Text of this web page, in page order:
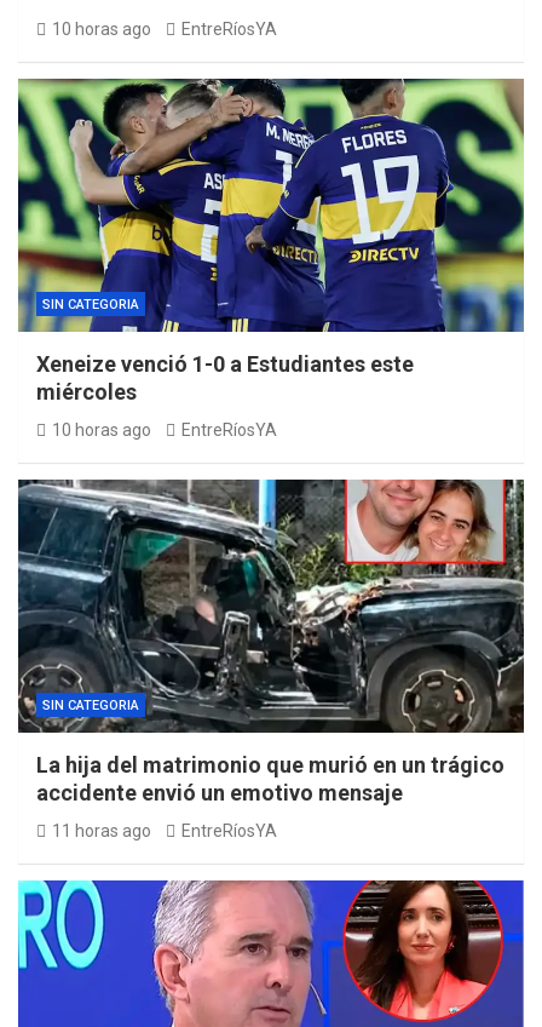
10 horas ago EntreRíosYA
SIN CATEGORIA
Xeneize venció 1-0 a Estudiantes este
miércoles
10 horas ago EntreRíosYA
SIN CATEGORIA
La hija del matrimonio que murió en un trágico
accidente envió un emotivo mensaje
11 horas ago EntreRíosYA